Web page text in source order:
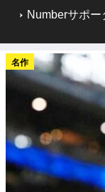
Numberサポ
名作